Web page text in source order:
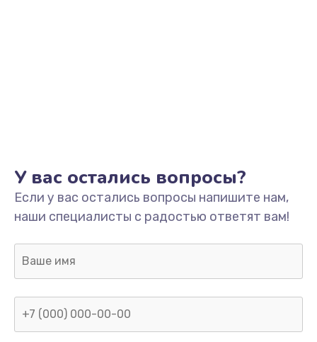
Замена видеокарты
1895 руб.
Заказать
Ремонт разъема питания
990 руб.
У вас остались вопросы?
Если у вас остались вопросы напишите нам,
наши специалисты с радостью ответят вам!